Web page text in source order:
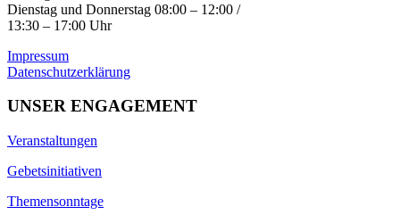
Dienstag und Donnerstag 08:00 – 12:00 /
13:30 – 17:00 Uhr
Impressum
Datenschutzerklärung
UNSER ENGAGEMENT
Veranstaltungen
Gebetsinitiativen
Themensonntage